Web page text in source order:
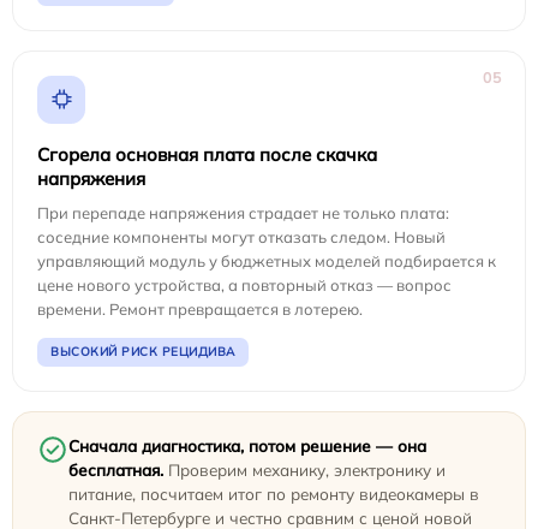
05
Сгорела основная плата после скачка
напряжения
При перепаде напряжения страдает не только плата:
соседние компоненты могут отказать следом. Новый
управляющий модуль у бюджетных моделей подбирается к
цене нового устройства, а повторный отказ — вопрос
времени. Ремонт превращается в лотерею.
ВЫСОКИЙ РИСК РЕЦИДИВА
Сначала диагностика, потом решение — она
бесплатная. Проверим механику, электронику и
питание, посчитаем итог по ремонту видеокамеры в
Санкт-Петербурге и честно сравним с ценой новой